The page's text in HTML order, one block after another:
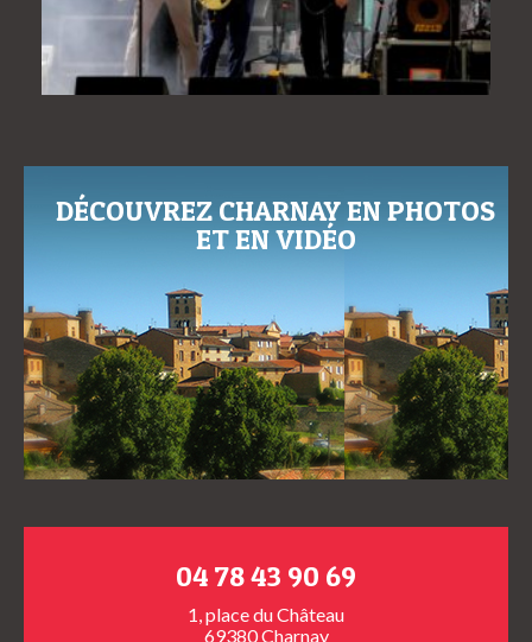
DÉCOUVREZ CHARNAY EN PHOTOS
ET EN VIDÉO
04 78 43 90 69
1, place du Château
69380 Charnay